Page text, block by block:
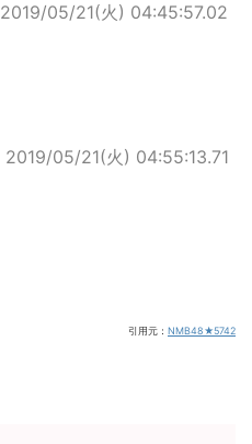
2019/05/21(火) 04:45:57.02
2019/05/21(火) 04:55:13.71
引用元： NMB48★5742